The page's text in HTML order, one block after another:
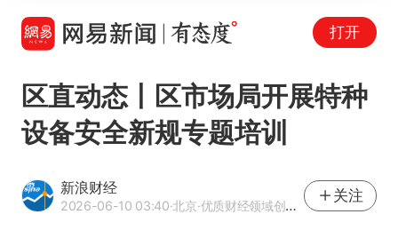
打开
区直动态丨区市场局开展特种
设备安全新规专题培训
新浪财经
2026-06-10 03:40·北京·优质财经领域创作者
关注